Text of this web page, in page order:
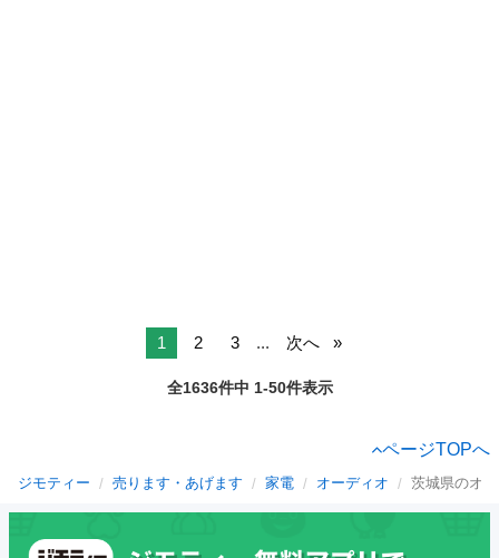
1 2 3 ... 次へ
全1636件中 1-50件表示
ページTOPへ
ジモティー 売ります・あげます 家電 オーディオ 茨城県のオ